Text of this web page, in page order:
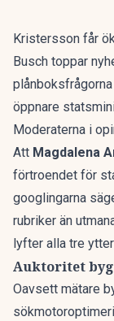
Kristersson får
Busch toppar
öppnare
Moderaterna i
Att Magdalena
förtroendet för
googlingarna
rubriker än
lyfter alla tre
Auktoritet
Oavsett mätare